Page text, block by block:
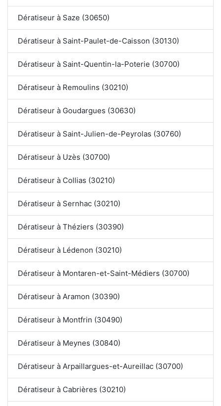
Dératiseur à Saze (30650)
Dératiseur à Saint-Paulet-de-Caisson (30130)
Dératiseur à Saint-Quentin-la-Poterie (30700)
Dératiseur à Remoulins (30210)
Dératiseur à Goudargues (30630)
Dératiseur à Saint-Julien-de-Peyrolas (30760)
Dératiseur à Uzès (30700)
Dératiseur à Collias (30210)
Dératiseur à Sernhac (30210)
Dératiseur à Théziers (30390)
Dératiseur à Lédenon (30210)
Dératiseur à Montaren-et-Saint-Médiers (30700)
Dératiseur à Aramon (30390)
Dératiseur à Montfrin (30490)
Dératiseur à Meynes (30840)
Dératiseur à Arpaillargues-et-Aureillac (30700)
Dératiseur à Cabrières (30210)